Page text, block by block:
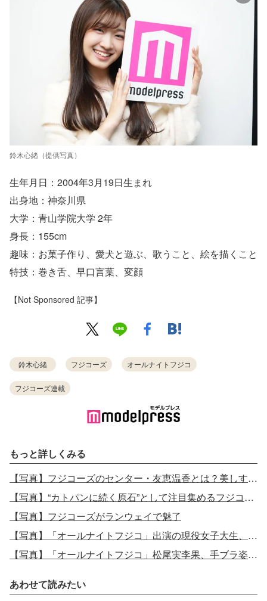
鈴木心緒（提供写真）
生年月日：2004年3月19日生まれ
出身地：神奈川県
大学：青山学院大学 2年
身長：155cm
趣味：お菓子作り、愛犬と遊ぶ、歌うこと、絵を描くこと
特技：巻き舌、早口言葉、変顔
【Not Sponsored 記事】
鈴木心緒 フジコーズ オールナイトフジコ
フジコーズ連載
もっと詳しくみる
【写真】フジコーズのセンター・友恵温香とは？美しすぎるドレス姿
【写真】“カトパンに続く原石”として注目集めるフジコーズメンバー
【写真】フジコーズがランウェイで魅了
【写真】「オールナイトフジコ」出演の現役女子大生、貝殻水着姿を披露
【写真】「オールナイトフジコ」松尾実李果、手ブラ姿披露
あわせて読みたい